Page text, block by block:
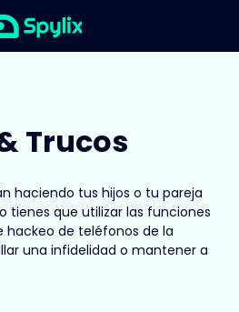
Trucos
haciendo tus hijos o tu pareja
tienes que utilizar las funciones
de teléfonos de la
una infidelidad o mantener a